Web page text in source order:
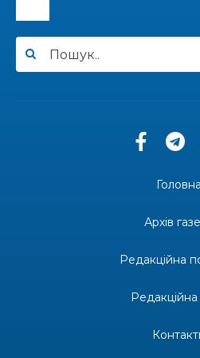
15:24
31 лип
“Серпневі свята” –
Юні мешканці
долучилися до проєкту
територіальної
«Дві музи» у Рівному:
Головна
Архів
Редакційна
Редакційна